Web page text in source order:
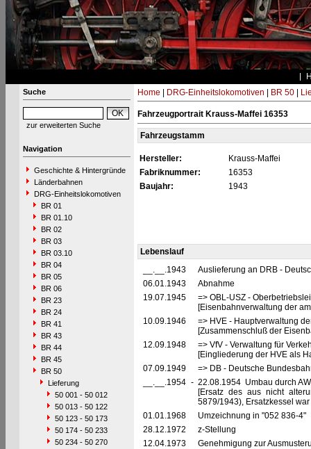
Suche
zur erweiterten Suche
Navigation
Geschichte & Hintergründe
Länderbahnen
DRG-Einheitslokomotiven
BR 01
BR 01.10
BR 02
BR 03
BR 03.10
BR 04
BR 05
BR 06
BR 23
BR 24
BR 41
BR 43
BR 44
BR 45
BR 50
Lieferung
50 001 - 50 012
50 013 - 50 122
50 123 - 50 173
50 174 - 50 233
50 234 - 50 270
Home DRG-Einheitslokomotiven BR 50|
Fahrzeugportrait Krauss-Maffei 16353
Fahrzeugstamm
Hersteller:
Krauss-Maffei
Fabriknummer:
16353
Baujahr:
1943
Lebenslauf
__.__.1943
Auslieferung an DRB -
06.01.1943
Abnahme
19.07.1945
=> OBL-USZ -
[Eisenbahnverwaltung der
10.09.1946
=> HVE - Hauptverwaltung
[Zusammenschluß der
12.09.1948
=> VfV - Verwaltung für
[Eingliederung der HVE als
07.09.1949
=> DB - Deutsche
__.__.1954 - 22.08.1954 Umbau durch
[Ersatz des aus nicht
5879/1943), Ersatzkessel
01.01.1968
Umzeichnung in "052 836-4"
28.12.1972
z-Stellung
12.04.1973
Genehmigung zur